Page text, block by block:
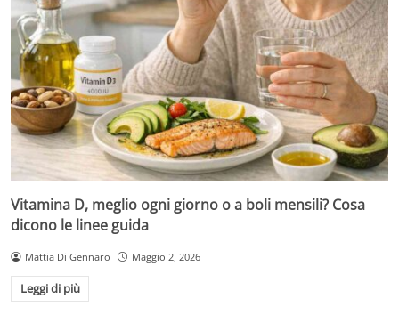
Vitamina D, meglio ogni giorno o a boli mensili? Cosa
dicono le linee guida
Mattia Di Gennaro Maggio 2, 2026
Leggi di più